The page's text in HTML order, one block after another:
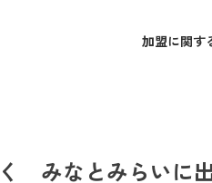
みなとみらいに
加盟に関す